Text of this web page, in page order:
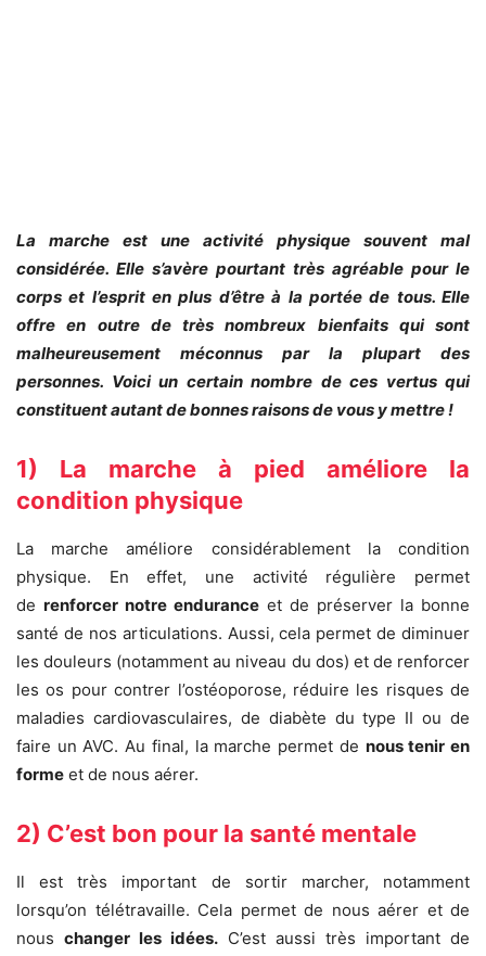
La marche est une activité physique souvent mal
considérée. Elle s’avère pourtant très agréable pour le
corps et l’esprit en plus d’être à la portée de tous. Elle
offre en outre de très nombreux bienfaits qui sont
malheureusement méconnus par la plupart des
personnes. Voici un certain nombre de ces vertus qui
constituent autant de bonnes raisons de vous y mettre !
1) La marche à pied améliore la
condition physique
La marche améliore considérablement la condition
physique. En effet, une activité régulière permet
de renforcer notre endurance et de préserver la bonne
santé de nos articulations. Aussi, cela permet de diminuer
les douleurs (notamment au niveau du dos) et de renforcer
les os pour contrer l’ostéoporose, réduire les risques de
maladies cardiovasculaires, de diabète du type II ou de
faire un AVC. Au final, la marche permet de nous tenir en
forme et de nous aérer.
2) C’est bon pour la santé mentale
Il est très important de sortir marcher, notamment
lorsqu’on télétravaille. Cela permet de nous aérer et de
nous changer les idées. C’est aussi très important de